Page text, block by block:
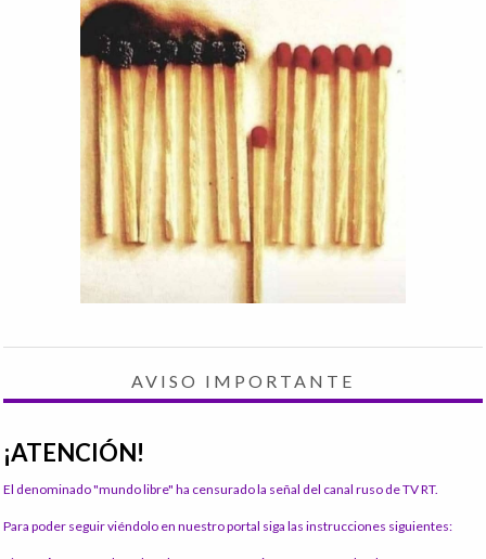
AVISO IMPORTANTE
¡ATENCIÓN!
El denominado "mundo libre" ha censurado la señal del canal ruso de TV RT.
Para poder seguir viéndolo en nuestro portal siga las instrucciones siguientes: